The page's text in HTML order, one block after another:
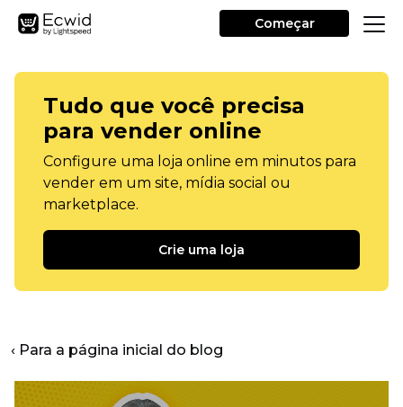
Começar
Tudo que você precisa
para vender online
Configure uma loja online em minutos para
vender em um site, mídia social ou
marketplace.
Crie uma loja
‹ Para a página inicial do blog